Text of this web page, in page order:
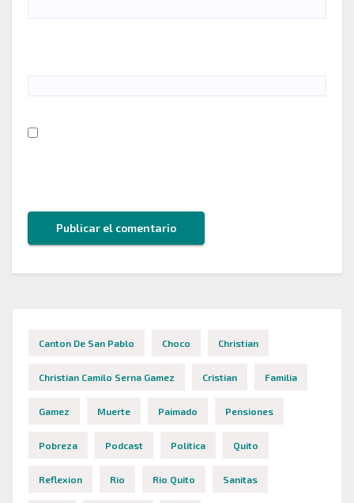
Canton De San Pablo Choco Christian
Christian Camilo Serna Gamez Cristian Familia
Gamez Muerte Paimado Pensiones
Pobreza Podcast Politica Quito
Reflexion Rio Rio Quito Sanitas